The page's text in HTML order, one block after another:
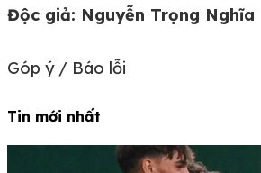
Độc giả: Nguyễn Trọng Nghĩa
Góp ý / Báo lỗi
Tin mới nhất